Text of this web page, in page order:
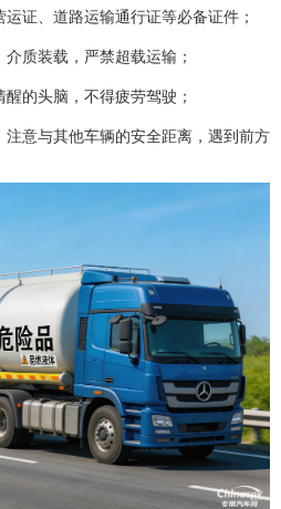
证、道路运输通行证等必备证件；
质装载，严禁超载运输；
的头脑，不得疲劳驾驶；
意与其他车辆的安全距离，遇到前方